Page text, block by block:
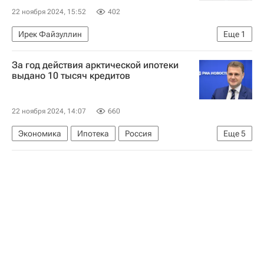
22 ноября 2024, 15:52 402
Еще 1
Ирек Файзуллин
Министерство строительства и жилищно-коммунального хозяйства РФ (Минстрой России)
За год действия арктической ипотеки
выдано 10 тысяч кредитов
22 ноября 2024, 14:07 660
Еще5
Экономика Ипотека
Россия
Дальний Восток
Мурманская область